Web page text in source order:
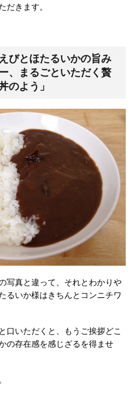
だきます。
びとほたるいかの旨み
、まるごといただく贅
のよう」
写真と違って、それとわかりや
るいか様はきちんとコンニチワ
口いただくと、もうご挨拶どこ
の存在感を感じざるを得ませ